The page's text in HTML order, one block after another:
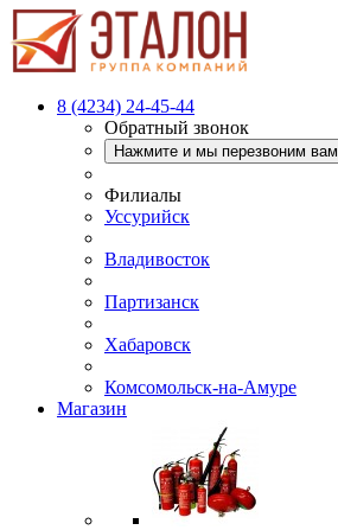
8 (4234) 24-45-44
Обратный звонок
Нажмите и мы перезвоним вам
Филиалы
Уссурийск
Владивосток
Партизанск
Хабаровск
Комсомольск-на-Амуре
Магазин